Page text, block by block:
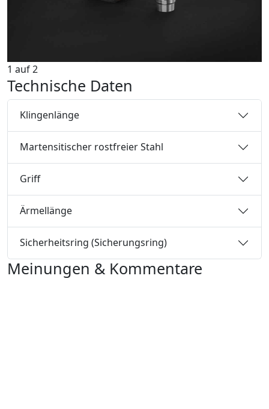
1 auf2
Technische Daten
Klingenlänge
Martensitischer rostfreier Stahl
Griff
Ärmellänge
Sicherheitsring (Sicherungsring)
Meinungen & Kommentare